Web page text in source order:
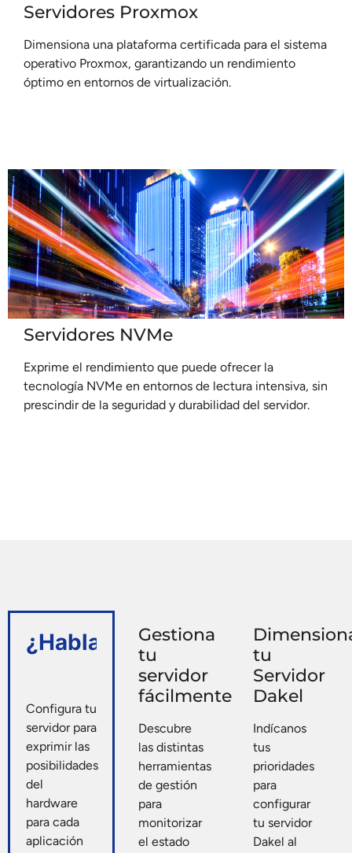
Servidores Proxmox
Dimensiona una plataforma certificada para el sistema
operativo Proxmox, garantizando un rendimiento
óptimo en entornos de virtualización.
Servidores NVMe
Exprime el rendimiento que puede ofrecer la
tecnología NVMe en entornos de lectura intensiva, sin
prescindir de la seguridad y durabilidad del servidor.
¿Hablamos?
Configura tu
servidor para
exprimir las
posibilidades
del
hardware
para cada
aplicación
Gestiona
tu
servidor
fácilmente
Descubre
las distintas
herramientas
de gestión
para
monitorizar
el estado
tu
Servidor
Dakel
Indícanos
tus
prioridades
para
configurar
tu servidor
Dakel al